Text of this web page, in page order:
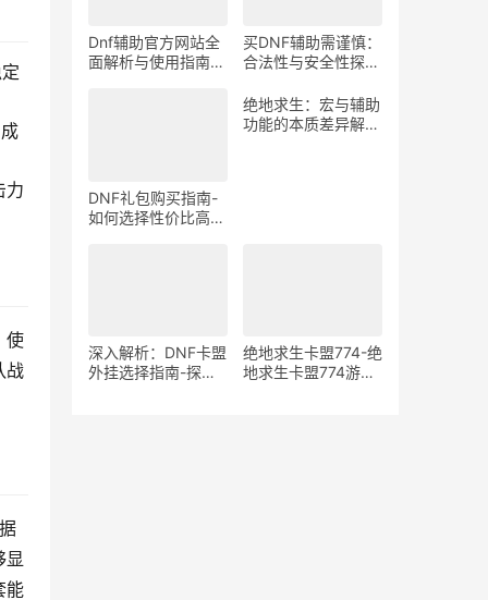
力
使
战
显
能
Dnf辅助官方网站全
面解析与使用指南-
Dnf辅助工具官方网
买DNF辅助需谨慎：
合法性与安全性探
助工具的合法性与潜
在风险分析
DNF礼包购买指南-
如何选择性价比高的
绝地求生：宏与辅助
功能的本质差异解
深入解析：DNF卡盟
外挂选择指南-探索
绝地求生卡盟774-绝
地求生卡盟774游戏